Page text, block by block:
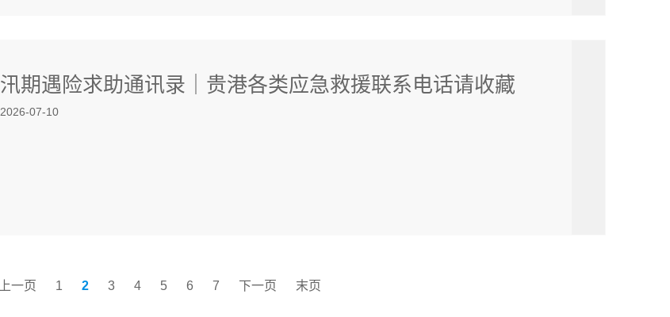
汛期遇险求助通讯录｜贵港各类应急救援联系电话请收藏
2026-07-10
上一页 1 2 3 4 5 6 7 下一页 末页